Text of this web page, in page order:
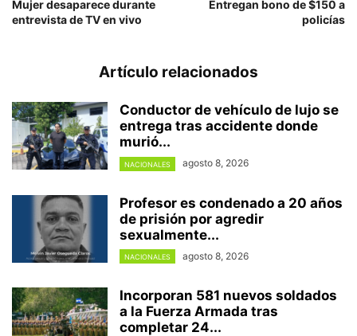
Mujer desaparece durante
entrevista de TV en vivo
Entregan bono de $150 a
policías
Artículo relacionados
Conductor de vehículo de lujo se
entrega tras accidente donde
murió...
NACIONALES agosto 8, 2026
Profesor es condenado a 20 años
de prisión por agredir
sexualmente...
NACIONALES agosto 8, 2026
Incorporan 581 nuevos soldados
a la Fuerza Armada tras
completar 24...